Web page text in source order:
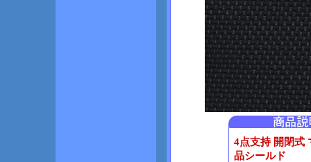
4点支持 開閉式
品シールド